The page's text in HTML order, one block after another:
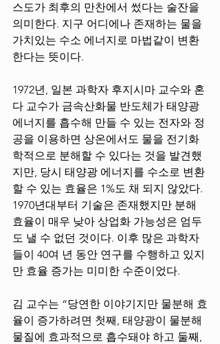
스도가 최후의 만찬에서 썼다는 술잔을
의미한다. 지구 어디에나 존재하는 물을
가치있는 수소 에너지로 마법같이 변환
한다는 뜻이다.
1972년, 일본 과학자 후지시마 교수와 혼
다 교수가 금속산화물 반도체가 태양광
에너지를 흡수해 만들 수 있는 전자와 정
공을 이용하면 상온에서도 물을 전기화
학적으로 분해할 수 있다는 것을 발견했
지만, 당시 태양광 에너지를 수소로 변환
할 수 있는 효율은 1%도 채 되지 않았다.
1970년대부터 기술은 존재했지만 분해
효율이 매우 낮아 상업화 가능성은 엄두
도 낼 수 없던 것이다. 이후 많은 과학자
들이 40여 년 동안 연구를 수행하고 있지
만 효율 증가는 미미한 수준이었다.
김 교수는 “당연한 이야기지만 물분해 효
율이 증가하려면 첫째, 태양광이 물분해
물질에 효과적으로 흡수돼야 하고 둘째,